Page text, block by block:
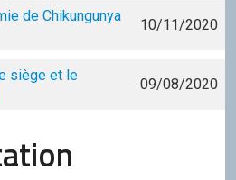
de Chikungunya
10/11/2020
siège et le
09/08/2020